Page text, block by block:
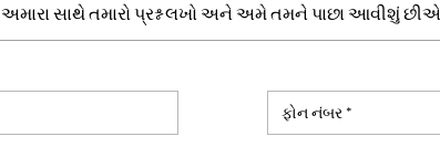
અમારા સાથે તમારો પ્રશ્ન લખો અને અમે તમને પાછા આવીશું છીએ.